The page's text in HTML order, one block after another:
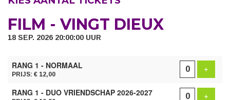
FILM - VINGT DIEUX
18 SEP. 2026 20:00:00 UUR
TICKETS
RANG 1 - NORMAAL
PRIJS: € 12,00
+
RANG 1 - DUO VRIENDSCHAP 2026-2027 +